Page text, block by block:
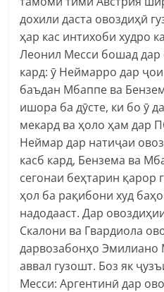
дохили даста овоздиҳӣ
ҳар кас интихоби худро
Леонил Месси бошад дар
кард: ӯ Неймарро дар
баъдан Мбаппе ва
ишора ба дӯсте, ки бо ӯ
мекард ва ҳоло ҳам дар
Неймар дар натиҷаи
касб кард, Бензема ва
сегонаи беҳтарин қарор
ҳол ба рақибони худ
надодааст. Дар
Скалони ва Гвардиола
дарвозабонҳо Эмилиано
аввал гузошт. Боз як
Месси: Аргентинӣ дар